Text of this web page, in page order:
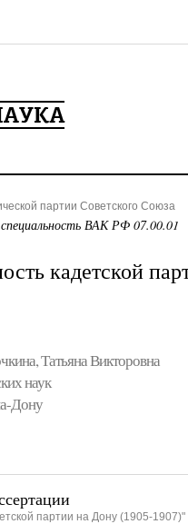
партии Советского Союза
ВАК РФ 07.00.01
кадетской
Татьяна Викторовна
наук
Дону
партии на Дону (1905-1907)"